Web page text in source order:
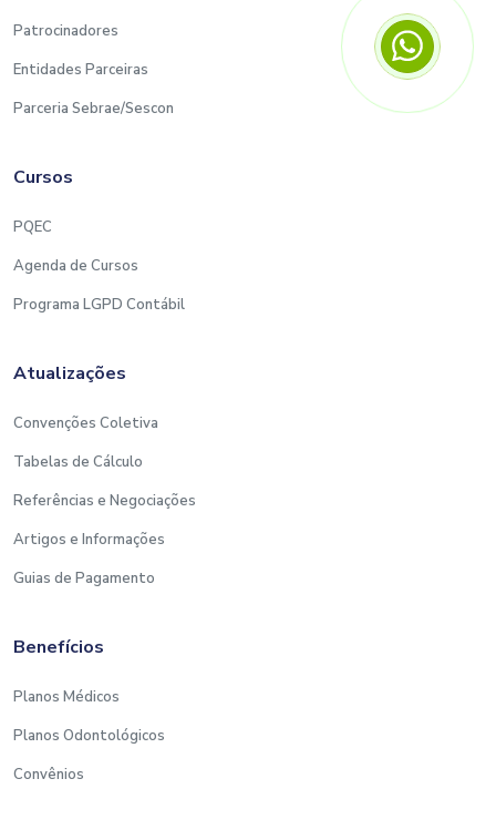
Patrocinadores
Entidades Parceiras
Parceria Sebrae/Sescon
Cursos
PQEC
Agenda de Cursos
Programa LGPD Contábil
Atualizações
Convenções Coletiva
Tabelas de Cálculo
Referências e Negociações
Artigos e Informações
Guias de Pagamento
Benefícios
Planos Médicos
Planos Odontológicos
Convênios